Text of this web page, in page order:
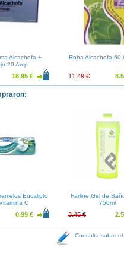
Alcachofa +
20 Amp
18.95 €
Roha Alcachofa 60
11.49 €
Eucalipto
C
0.99 €
Farline Gel de
750ml
3.45 €
Consulta sobre